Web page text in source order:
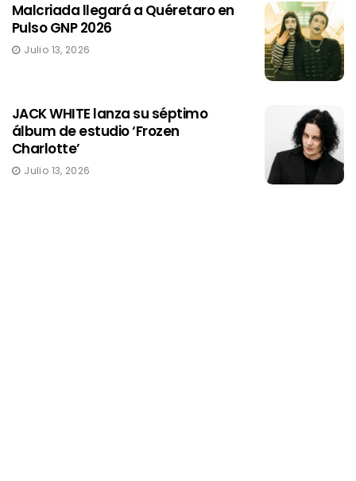
Malcriada llegará a Quéretaro en
Pulso GNP 2026
Julio 13, 2026
JACK WHITE lanza su séptimo
álbum de estudio ‘Frozen
Charlotte’
Julio 13, 2026